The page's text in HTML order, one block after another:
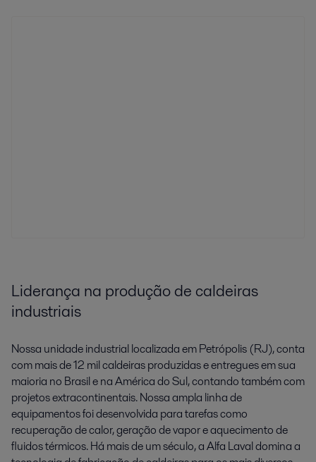
Liderança na produção de caldeiras
industriais
Nossa unidade industrial localizada em Petrópolis (RJ), conta
com mais de 12 mil caldeiras produzidas e entregues em sua
maioria no Brasil e na América do Sul, contando também com
projetos extracontinentais. Nossa ampla linha de
equipamentos foi desenvolvida para tarefas como
recuperação de calor, geração de vapor e aquecimento de
fluidos térmicos. Há mais de um século, a Alfa Laval domina a